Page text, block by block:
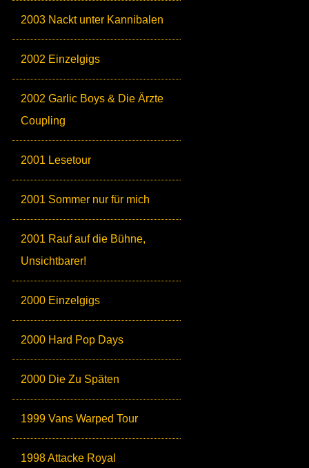
2003 Nackt unter Kannibalen
2002 Einzelgigs
2002 Garlic Boys & Die Ärzte
Coupling
2001 Lesetour
2001 Sommer nur für mich
2001 Rauf auf die Bühne,
Unsichtbarer!
2000 Einzelgigs
2000 Hard Pop Days
2000 Die Zu Späten
1999 Vans Warped Tour
1998 Attacke Royal